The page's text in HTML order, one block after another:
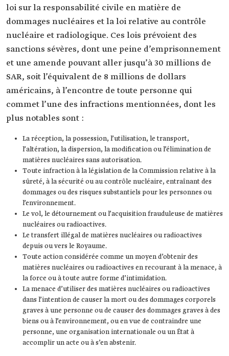
loi sur la responsabilité civile en matière de
dommages nucléaires et la loi relative au contrôle
nucléaire et radiologique. Ces lois prévoient des
sanctions sévères, dont une peine d’emprisonnement
et une amende pouvant aller jusqu’à 30 millions de
SAR, soit l’équivalent de 8 millions de dollars
américains, à l’encontre de toute personne qui
commet l’une des infractions mentionnées, dont les
plus notables sont :
La réception, la possession, l’utilisation, le transport,
l’altération, la dispersion, la modification ou l’élimination de
matières nucléaires sans autorisation.
Toute infraction à la législation de la Commission relative à la
sûreté, à la sécurité ou au contrôle nucléaire, entraînant des
dommages ou des risques substantiels pour les personnes ou
l’environnement.
Le vol, le détournement ou l’acquisition frauduleuse de matières
nucléaires ou radioactives.
Le transfert illégal de matières nucléaires ou radioactives
depuis ou vers le Royaume.
Toute action considérée comme un moyen d’obtenir des
matières nucléaires ou radioactives en recourant à la menace, à
la force ou à toute autre forme d’intimidation.
La menace d’utiliser des matières nucléaires ou radioactives
dans l’intention de causer la mort ou des dommages corporels
graves à une personne ou de causer des dommages graves à des
biens ou à l’environnement, ou en vue de contraindre une
personne, une organisation internationale ou un État à
accomplir un acte ou à s’en abstenir.